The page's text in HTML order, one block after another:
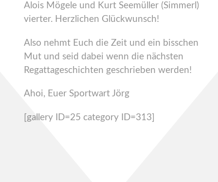
Alois Mögele und Kurt Seemüller (Simmerl)
vierter. Herzlichen Glückwunsch!
Also nehmt Euch die Zeit und ein bisschen
Mut und seid dabei wenn die nächsten
Regattageschichten geschrieben werden!
Ahoi, Euer Sportwart Jörg
[gallery ID=25 category ID=313]